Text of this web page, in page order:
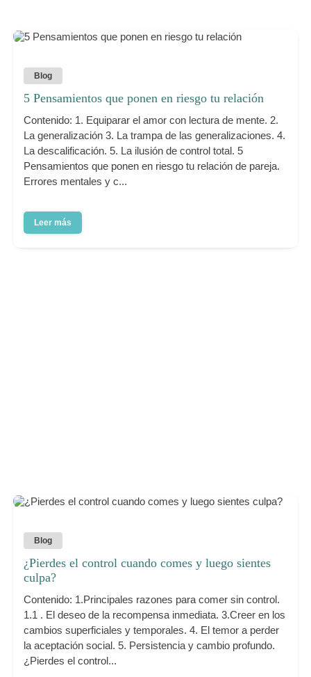
Blog
5 Pensamientos que ponen en riesgo tu relación
Contenido: 1. Equiparar el amor con lectura de mente. 2.
La generalización 3. La trampa de las generalizaciones. 4.
La descalificación. 5. La ilusión de control total. 5
Pensamientos que ponen en riesgo tu relación de pareja.
Errores mentales y c...
Leer más
Blog
¿Pierdes el control cuando comes y luego sientes
culpa?
Contenido: 1.Principales razones para comer sin control.
1.1 . El deseo de la recompensa inmediata. 3.Creer en los
cambios superficiales y temporales. 4. El temor a perder
la aceptación social. 5. Persistencia y cambio profundo.
¿Pierdes el control...